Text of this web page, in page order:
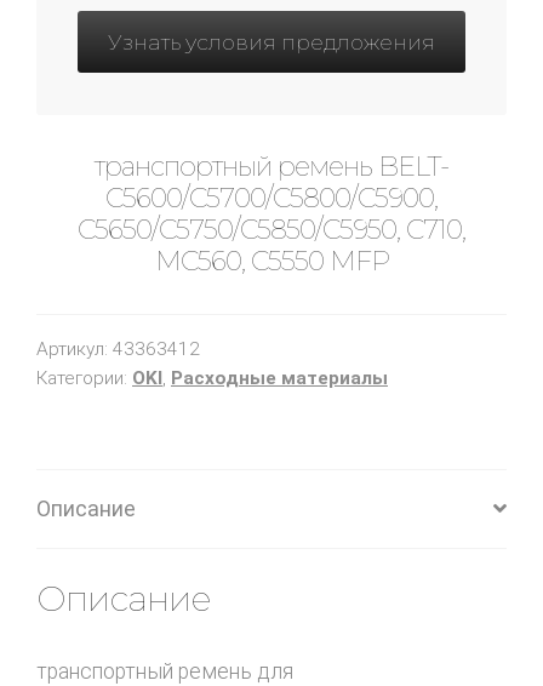
Узнать условия предложения
транспортный ремень BELT-
C5600/C5700/C5800/C5900,
C5650/C5750/C5850/C5950, C710,
MC560, C5550 MFP
Артикул: 43363412
Категории: OKI, Расходные материалы
Описание
Описание
транспортный ремень для